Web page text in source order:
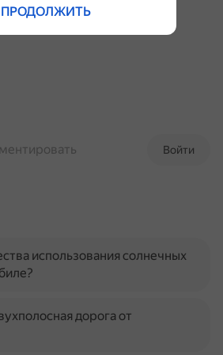
Войти
использования солнечных
дорога от
ПРОДОЛЖИТЬ